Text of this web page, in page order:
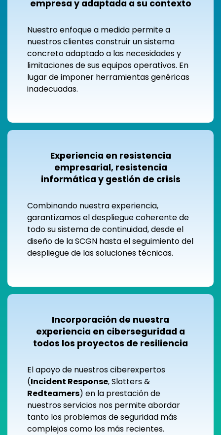
empresa y adaptada a su contexto
Nuestro enfoque a medida permite a
nuestros clientes construir un sistema
concreto adaptado a las necesidades y
limitaciones de sus equipos operativos. En
lugar de imponer herramientas genéricas
inadecuadas.
Experiencia en resistencia
empresarial, resistencia
informática y gestión de crisis
Combinando nuestra experiencia,
garantizamos el despliegue coherente de
todo su sistema de continuidad, desde el
diseño de la SCGN hasta el seguimiento del
despliegue de las soluciones técnicas.
Incorporación de nuestra
experiencia en ciberseguridad a
todos los proyectos de resiliencia
El apoyo de nuestros ciberexpertos
(Incident Response, Slotters &
Redteamers) en la prestación de
nuestros servicios nos permite abordar
tanto los problemas de seguridad más
complejos como los más recientes.